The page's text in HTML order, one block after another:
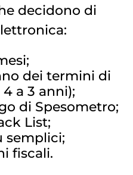
decidono di
dei termini di
a 3 anni);
di Spesometro;
List;
semplici;
fiscali.